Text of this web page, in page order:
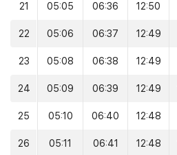
21 05:05 06:36 12:50
22 05:06 06:37 12:49
23 05:08 06:38 12:49
24 05:09 06:39 12:49
25 05:10 06:40 12:48
26 05:11 06:41 12:48